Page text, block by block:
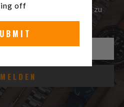
neuesten Informationen zu
& mehr …
off